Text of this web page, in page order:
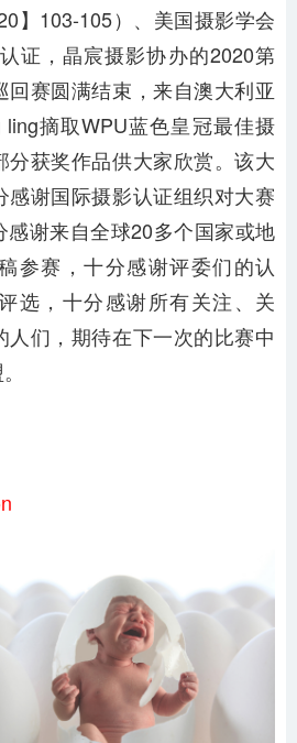
】103-105）、美国摄影学会
认证，晶宸摄影协办的2020第
赛圆满结束，来自澳大利亚
ling摘取WPU蓝色皇冠最佳摄
分获奖作品供大家欣赏。该大
感谢国际摄影认证组织对大赛
谢来自全球20多个国家或地
参赛，十分感谢评委们的认
选，十分感谢所有关注、关
们，期待在下一次的比赛中